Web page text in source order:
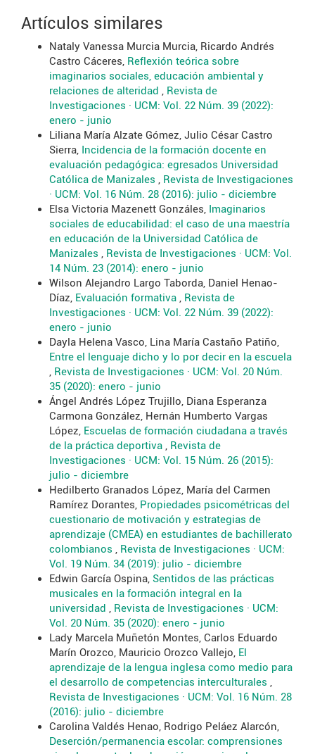
Artículos similares
Nataly Vanessa Murcia Murcia, Ricardo Andrés
Castro Cáceres, Reflexión teórica sobre
imaginarios sociales, educación ambiental y
relaciones de alteridad , Revista de
Investigaciones · UCM: Vol. 22 Núm. 39 (2022):
enero - junio
Liliana María Alzate Gómez, Julio César Castro
Sierra, Incidencia de la formación docente en
evaluación pedagógica: egresados Universidad
Católica de Manizales , Revista de Investigaciones
· UCM: Vol. 16 Núm. 28 (2016): julio - diciembre
Elsa Victoria Mazenett Gonzáles, Imaginarios
sociales de educabilidad: el caso de una maestría
en educación de la Universidad Católica de
Manizales , Revista de Investigaciones · UCM: Vol.
14 Núm. 23 (2014): enero - junio
Wilson Alejandro Largo Taborda, Daniel Henao-
Díaz, Evaluación formativa , Revista de
Investigaciones · UCM: Vol. 22 Núm. 39 (2022):
enero - junio
Dayla Helena Vasco, Lina María Castaño Patiño,
Entre el lenguaje dicho y lo por decir en la escuela
, Revista de Investigaciones · UCM: Vol. 20 Núm.
35 (2020): enero - junio
Ángel Andrés López Trujillo, Diana Esperanza
Carmona González, Hernán Humberto Vargas
López, Escuelas de formación ciudadana a través
de la práctica deportiva , Revista de
Investigaciones · UCM: Vol. 15 Núm. 26 (2015):
julio - diciembre
Hedilberto Granados López, María del Carmen
Ramírez Dorantes, Propiedades psicométricas del
cuestionario de motivación y estrategias de
aprendizaje (CMEA) en estudiantes de bachillerato
colombianos , Revista de Investigaciones · UCM:
Vol. 19 Núm. 34 (2019): julio - diciembre
Edwin García Ospina, Sentidos de las prácticas
musicales en la formación integral en la
universidad , Revista de Investigaciones · UCM:
Vol. 20 Núm. 35 (2020): enero - junio
Lady Marcela Muñetón Montes, Carlos Eduardo
Marín Orozco, Mauricio Orozco Vallejo, El
aprendizaje de la lengua inglesa como medio para
el desarrollo de competencias interculturales ,
Revista de Investigaciones · UCM: Vol. 16 Núm. 28
(2016): julio - diciembre
Carolina Valdés Henao, Rodrigo Peláez Alarcón,
Deserción/permanencia escolar: comprensiones